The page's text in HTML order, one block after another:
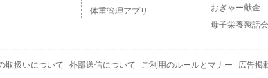
体重管理アプリ
おぎゃー献金
母子栄養懇話会
取扱いについて 外部送信について ご利用のルールとマナー 広告掲